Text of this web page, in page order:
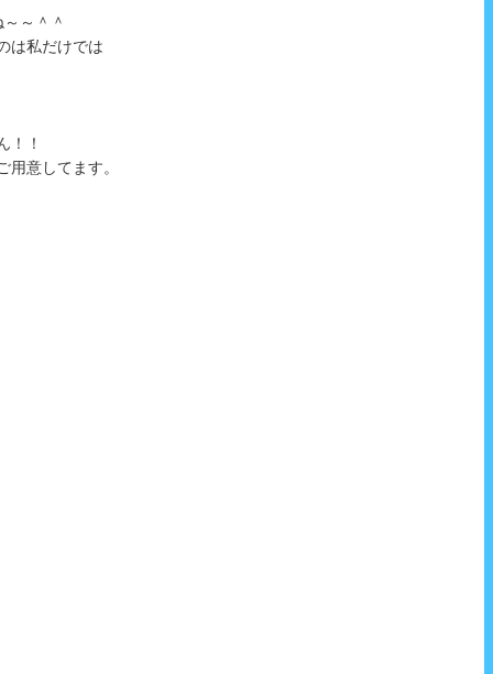
～＾＾
は私だけでは
！！
意してます。